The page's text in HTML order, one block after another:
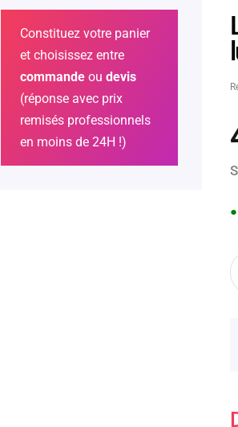
●
Constituez votre panier
et choisissez entre
commande ou devis
(réponse avec prix
remisés professionnels
en moins de 24H !)